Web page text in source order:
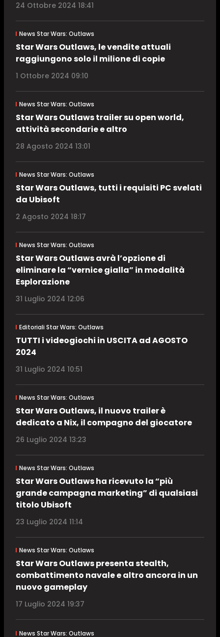
24 Ottobre 2024 18:41
News Star Wars: Outlaws
Star Wars Outlaws, le vendite attuali
raggiungono solo il milione di copie
1 Ottobre 2024 09:10
News Star Wars: Outlaws
Star Wars Outlaws trailer su open world,
attività secondarie e altro
28 Agosto 2024 13:01
News Star Wars: Outlaws
Star Wars Outlaws, tutti i requisiti PC svelati
da Ubisoft
2 Agosto 2024 18:17
News Star Wars: Outlaws
Star Wars Outlaws avrà l’opzione di
eliminare la “vernice gialla” in modalità
Esplorazione
31 Luglio 2024 12:06
Editoriali Star Wars: Outlaws
TUTTI i videogiochi in USCITA ad AGOSTO
2024
31 Luglio 2024 10:51
News Star Wars: Outlaws
Star Wars Outlaws, il nuovo trailer è
dedicato a Nix, il compagno del giocatore
26 Luglio 2024 13:23
News Star Wars: Outlaws
Star Wars Outlaws ha ricevuto la “più
grande campagna marketing” di qualsiasi
titolo Ubisoft
23 Luglio 2024 11:14
News Star Wars: Outlaws
Star Wars Outlaws presenta stealth,
combattimento navale e altro ancora in un
nuovo gameplay
17 Luglio 2024 19:37
News Star Wars: Outlaws